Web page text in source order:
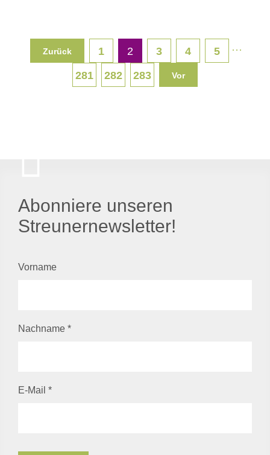
Zurück 1 2 3 4 5 ···
281 282 283 Vor
Abonniere unseren
Streunernewsletter!
Vorname
Nachname *
E-Mail *